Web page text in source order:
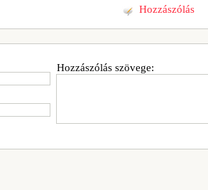
Hozzászólás
Hozzászólás szövege: